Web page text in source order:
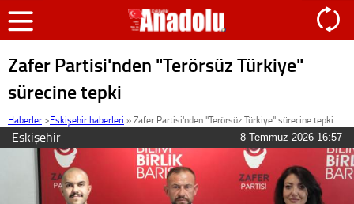
Zafer Partisi'nden "Terörsüz Türkiye"
sürecine tepki
Haberler >Eskişehir haberleri »Zafer Partisi'nden "Terörsüz Türkiye" sürecine tepki
Eskişehir 8 Temmuz 2026 16:57